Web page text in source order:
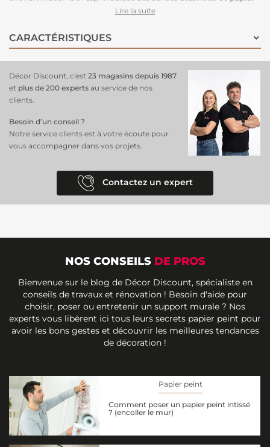
avec ce motif tendance apporte une atmosphère
sophistication. Les nuances de rose délicates et les formes amusantes
créent un espace accueillant, idéal pour stimuler l’imagination des
instantanément les murs en un chef-d'œuvre coloré ! Offrez à votre
enfant un décor qui célèbre la magie de Minnie tout en restant à la
pointe des
tendances de décoration d’intérieur
Lire la suite
CARACTÉRISTIQUES
Décor Discount, c'est 23 magasins depuis 1987
et plus de 200 experts au service de nos
clients.
Besoin d’un conseil ?
Notre service clients est à votre écoute pour
vous accompagner dans vos projets.
Contactez un expert
NOS CONSEILS DE PROS
Bienvenue sur le blog de Décor Discount, spécialiste en
conseils de travaux et rénovation ! Besoin d'aide pour
choisir, poser ou entretenir un support murale ? Nos
experts vous libèrent ici tous leurs secrets papier peint pour
avoir les bons gestes et découvrir les meilleures tendances
de décoration !
Papier peint
Comment poser un papier peint intissé
? (encoller le mur)